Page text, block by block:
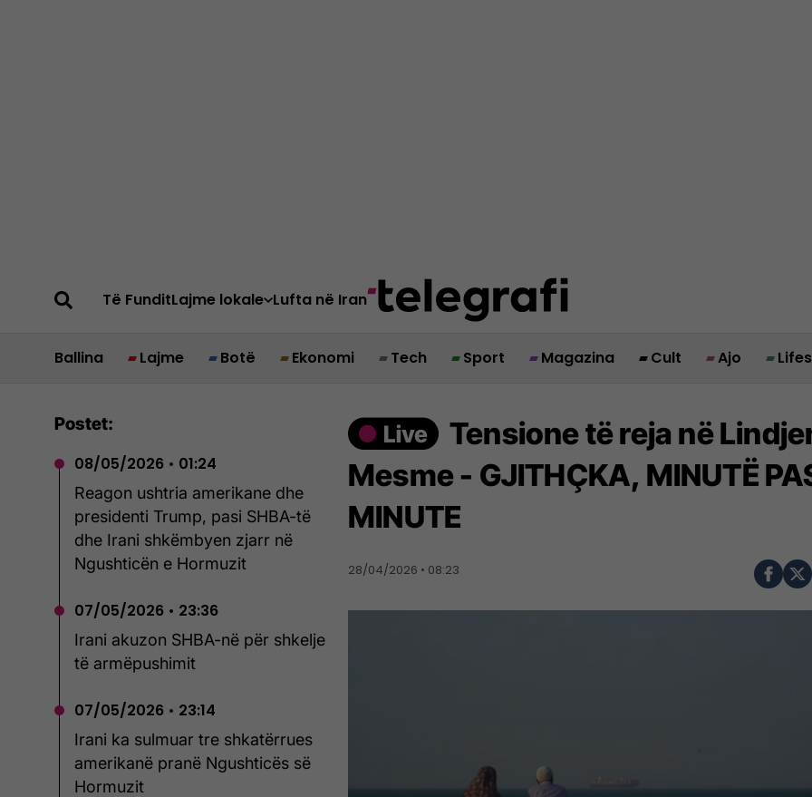
Të FunditLajme lokale Lufta në Iran
Ballina Lajme Botë Ekonomi Tech Sport Magazina Cult Ajo
Tensione të reja në
Mesme - GJITHÇKA, MINUTË
MINUTE
28/04/2026 • 08:23
Postet:
08/05/2026 • 01:24
Reagon ushtria amerikane dhe
presidenti Trump, pasi SHBA-të
dhe Irani shkëmbyen zjarr në
Ngushticën e Hormuzit
07/05/2026 • 23:36
Irani akuzon SHBA-në për shkelje
të armëpushimit
07/05/2026 • 23:14
Irani ka sulmuar tre shkatërrues
amerikanë pranë Ngushticës së
Hormuzit